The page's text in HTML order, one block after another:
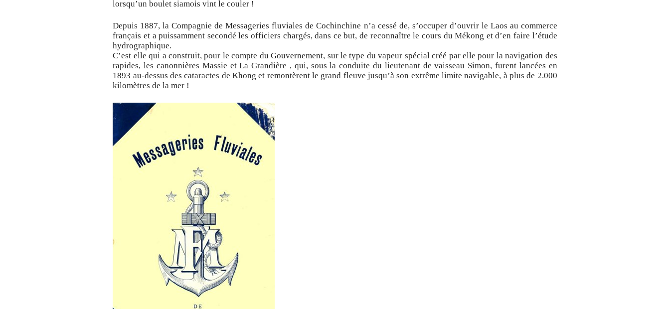
lorsqu’un boulet siamois vint le couler !
Depuis 1887, la Compagnie de Messageries fluviales de Cochinchine n’a cessé de, s’occuper d’ouvrir le Laos au commerce
français et a puissamment secondé les officiers chargés, dans ce but, de reconnaître le cours du Mékong et d’en faire l’étude
hydrographique.
C’est elle qui a construit, pour le compte du Gouvernement, sur le type du vapeur spécial créé par elle pour la navigation des
rapides, les canonnières Massie et La Grandière , qui, sous la conduite du lieutenant de vaisseau Simon, furent lancées en
1893 au-dessus des cataractes de Khong et remontèrent le grand fleuve jusqu’à son extrême limite navigable, à plus de 2.000
kilomètres de la mer !